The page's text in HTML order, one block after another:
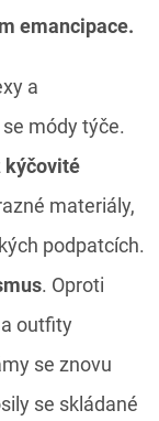
emancipace.
a
módy týče.
kýčovité
materiály,
podpatcích.
. Oproti
outfity
se znovu
se skládané